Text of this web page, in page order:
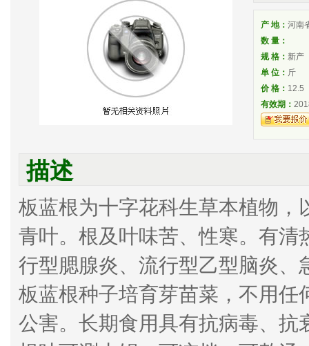
产 地： 河南
数 量：
规 格： 新产
单 位： 斤
价 格： 12.5
有效期：
描述
板蓝根为十字花科生草本植物
青叶。根及叶味苦、性寒。有
行型腮腺炎、流行型乙型脑炎
板蓝根种子培育芽苗菜，不用
公害。长期食用具有抗病毒、